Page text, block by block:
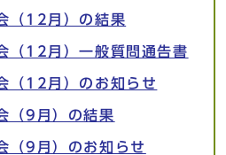
（12月）の結果
（12月）一般質問通告書
（12月）のお知らせ
（9月）の結果
（9月）のお知らせ